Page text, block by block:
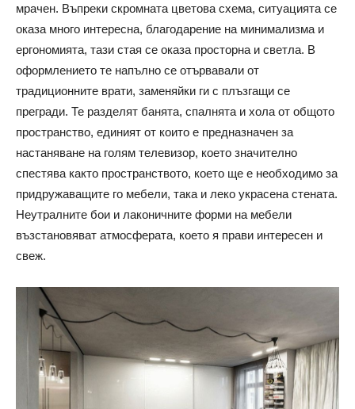
мрачен. Въпреки скромната цветова схема, ситуацията се
оказа много интересна, благодарение на минимализма и
ергономията, тази стая се оказа просторна и светла. В
оформлението те напълно се отървавали от
традиционните врати, заменяйки ги с плъзгащи се
прегради. Те разделят банята, спалнята и хола от общото
пространство, единият от които е предназначен за
настаняване на голям телевизор, което значително
спестява както пространството, което ще е необходимо за
придружаващите го мебели, така и леко украсена стената.
Неутралните бои и лаконичните форми на мебели
възстановяват атмосферата, което я прави интересен и
свеж.